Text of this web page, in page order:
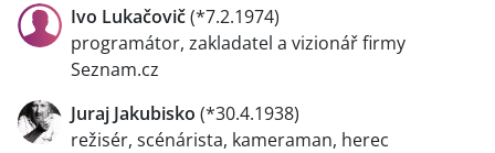
Ivo Lukačovič(*7.2.1974)
programátor, zakladatel a vizionář firmy
Seznam.cz
Juraj Jakubisko (*30.4.1938)
režisér, scénárista, kameraman, herec